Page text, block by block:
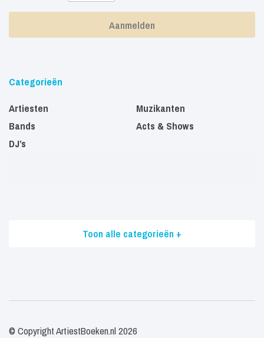
Categorieën
Artiesten
Bands
DJ’s
Muzikanten
Acts & Shows
Toon alle categorieën +
© Copyright ArtiestBoeken.nl 2026